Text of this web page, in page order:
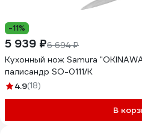
-11%
5 939 ₽6 694 ₽
Кухонный нож Samura
палисандр SO-0111/K
4.9(18)
В